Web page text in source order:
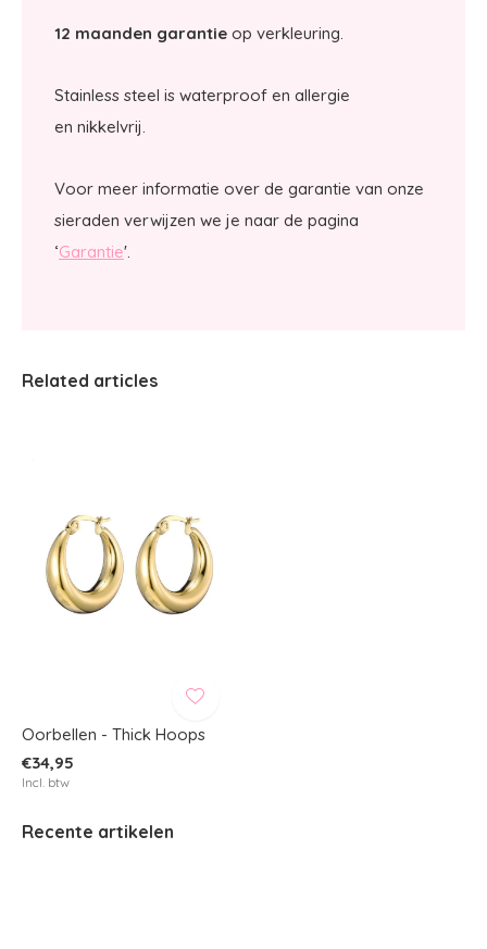
12 maanden garantie op verkleuring.
Stainless steel is waterproof en allergie
en nikkelvrij.
Voor meer informatie over de garantie van onze
sieraden verwijzen we je naar de pagina
‘Garantie'.
Related articles
Oorbellen - Thick Hoops
€34,95
Incl. btw
Recente artikelen